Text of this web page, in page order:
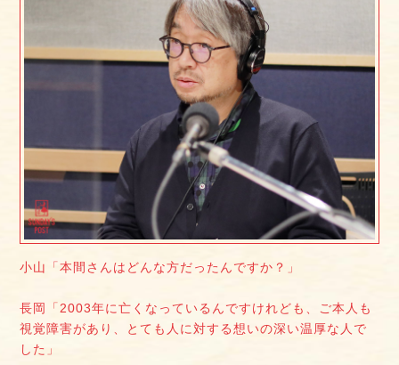
小山「本間さんはどんな方だったんですか？」
長岡「2003年に亡くなっているんですけれども、ご本人も
視覚障害があり、とても人に対する想いの深い温厚な人で
した」